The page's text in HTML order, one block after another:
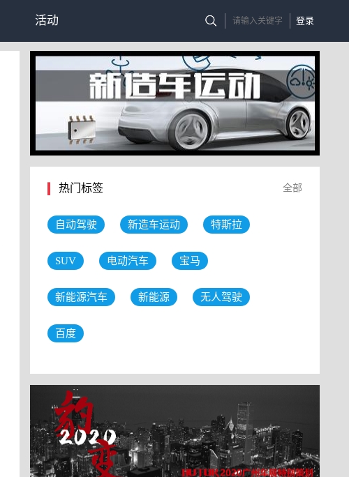
登录
活动
热门标签 全部
自动驾驶 新造车运动 特斯拉
SUV 电动汽车 宝马
新能源汽车 新能源 无人驾驶
百度